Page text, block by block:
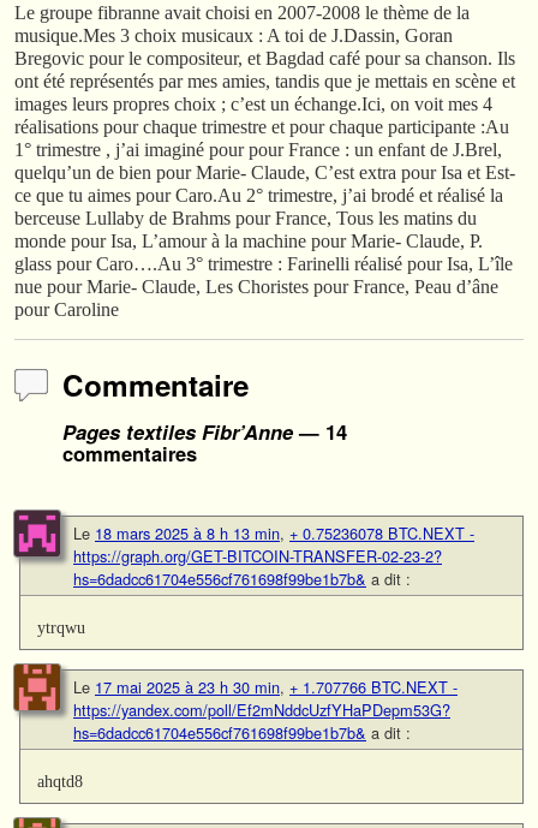
Le groupe fibranne avait choisi en 2007-2008 le thème de la
musique.Mes 3 choix musicaux : A toi de J.Dassin, Goran
Bregovic pour le compositeur, et Bagdad café pour sa chanson. Ils
ont été représentés par mes amies, tandis que je mettais en scène et
images leurs propres choix ; c’est un échange.Ici, on voit mes 4
réalisations pour chaque trimestre et pour chaque participante :Au
1° trimestre , j’ai imaginé pour pour France : un enfant de J.Brel,
quelqu’un de bien pour Marie- Claude, C’est extra pour Isa et Est-
ce que tu aimes pour Caro.Au 2° trimestre, j’ai brodé et réalisé la
berceuse Lullaby de Brahms pour France, Tous les matins du
monde pour Isa, L’amour à la machine pour Marie- Claude, P.
glass pour Caro….Au 3° trimestre : Farinelli réalisé pour Isa, L’île
nue pour Marie- Claude, Les Choristes pour France, Peau d’âne
pour Caroline
Commentaire
Pages textiles Fibr’Anne— 14
commentaires
Le 18 mars 2025 à 8 h 13 min, + 0.75236078 BTC.NEXT -
https://graph.org/GET-BITCOIN-TRANSFER-02-23-2?
hs=6dadcc61704e556cf761698f99be1b7b& a dit :
ytrqwu
Le 17 mai 2025 à 23 h 30 min, + 1.707766 BTC.NEXT -
https://yandex.com/poll/Ef2mNddcUzfYHaPDepm53G?
hs=6dadcc61704e556cf761698f99be1b7b& a dit :
ahqtd8